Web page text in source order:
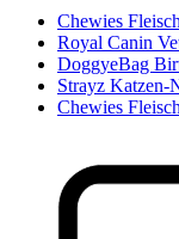
Chewies
Royal Canin
DoggyeBag
Strayz Katzen-
Chewies